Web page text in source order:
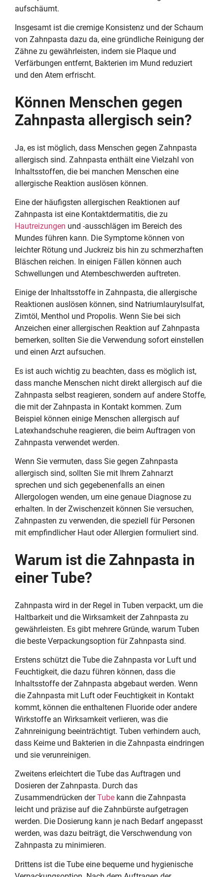
aufschäumt.
Insgesamt ist die cremige Konsistenz und der Schaum
von Zahnpasta dazu da, eine gründliche Reinigung der
Zähne zu gewährleisten, indem sie Plaque und
Verfärbungen entfernt, Bakterien im Mund reduziert
und den Atem erfrischt.
Können Menschen gegen
Zahnpasta allergisch sein?
Ja, es ist möglich, dass Menschen gegen Zahnpasta
allergisch sind. Zahnpasta enthält eine Vielzahl von
Inhaltsstoffen, die bei manchen Menschen eine
allergische Reaktion auslösen können.
Eine der häufigsten allergischen Reaktionen auf
Zahnpasta ist eine Kontaktdermatitis, die zu
Hautreizungen und -ausschlägen im Bereich des
Mundes führen kann. Die Symptome können von
leichter Rötung und Juckreiz bis hin zu schmerzhaften
Bläschen reichen. In einigen Fällen können auch
Schwellungen und Atembeschwerden auftreten.
Einige der Inhaltsstoffe in Zahnpasta, die allergische
Reaktionen auslösen können, sind Natriumlaurylsulfat,
Zimtöl, Menthol und Propolis. Wenn Sie bei sich
Anzeichen einer allergischen Reaktion auf Zahnpasta
bemerken, sollten Sie die Verwendung sofort einstellen
und einen Arzt aufsuchen.
Es ist auch wichtig zu beachten, dass es möglich ist,
dass manche Menschen nicht direkt allergisch auf die
Zahnpasta selbst reagieren, sondern auf andere Stoffe,
die mit der Zahnpasta in Kontakt kommen. Zum
Beispiel können einige Menschen allergisch auf
Latexhandschuhe reagieren, die beim Auftragen von
Zahnpasta verwendet werden.
Wenn Sie vermuten, dass Sie gegen Zahnpasta
allergisch sind, sollten Sie mit Ihrem Zahnarzt
sprechen und sich gegebenenfalls an einen
Allergologen wenden, um eine genaue Diagnose zu
erhalten. In der Zwischenzeit können Sie versuchen,
Zahnpasten zu verwenden, die speziell für Personen
mit empfindlicher Haut oder Allergien formuliert sind.
Warum ist die Zahnpasta in
einer Tube?
Zahnpasta wird in der Regel in Tuben verpackt, um die
Haltbarkeit und die Wirksamkeit der Zahnpasta zu
gewährleisten. Es gibt mehrere Gründe, warum Tuben
die beste Verpackungsoption für Zahnpasta sind.
Erstens schützt die Tube die Zahnpasta vor Luft und
Feuchtigkeit, die dazu führen können, dass die
Inhaltsstoffe der Zahnpasta abgebaut werden. Wenn
die Zahnpasta mit Luft oder Feuchtigkeit in Kontakt
kommt, können die enthaltenen Fluoride oder andere
Wirkstoffe an Wirksamkeit verlieren, was die
Zahnreinigung beeinträchtigt. Tuben verhindern auch,
dass Keime und Bakterien in die Zahnpasta eindringen
und sie verunreinigen.
Zweitens erleichtert die Tube das Auftragen und
Dosieren der Zahnpasta. Durch das
Zusammendrücken derTube kann die Zahnpasta
leicht und präzise auf die Zahnbürste aufgetragen
werden. Die Dosierung kann je nach Bedarf angepasst
werden, was dazu beiträgt, die Verschwendung von
Zahnpasta zu minimieren.
Drittens ist die Tube eine bequeme und hygienische